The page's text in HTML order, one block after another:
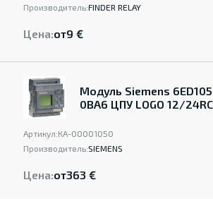
Производитель:FINDER RELAY
Цена:от9 €
Модуль Siemens
0BA6 ЦПУ LOGO 12/
Артикул:КА-00001050
Производитель:SIEMENS
Цена:от363 €